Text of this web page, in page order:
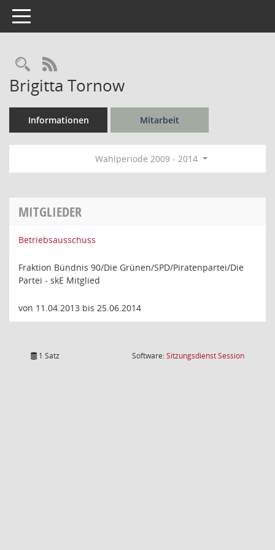
Toggle navigation
Rechercheauswahl
RSS-Feed
Brigitta Tornow
Informationen Mitarbeit
Wahlperiode 2009 - 2014
MITGLIEDER
Betriebsausschuss
Fraktion Bündnis 90/Die Grünen/SPD/Piratenpartei/Die
Partei - skE Mitglied
von 11.04.2013 bis 25.06.2014
1 Satz Software:SitzungsdienstSession(Wird in